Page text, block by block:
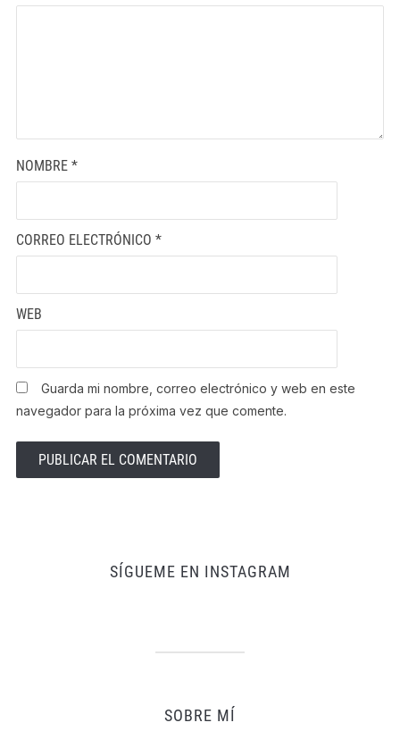
NOMBRE *
CORREO ELECTRÓNICO *
WEB
Guarda mi nombre, correo electrónico y web en este
navegador para la próxima vez que comente.
SÍGUEME EN INSTAGRAM
SOBRE MÍ